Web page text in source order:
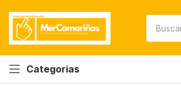
Categorías